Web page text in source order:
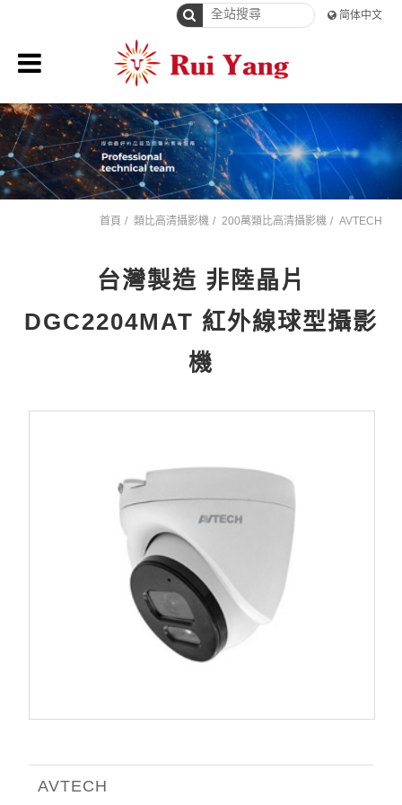
简体中文
首頁 類比高清攝影機 200萬類比高清攝影機 AVTECH
台灣製造 非陸晶片
DGC2204MAT 紅外線球型攝影
機
AVTECH